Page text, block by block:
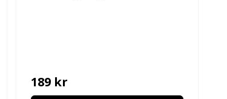
189 kr